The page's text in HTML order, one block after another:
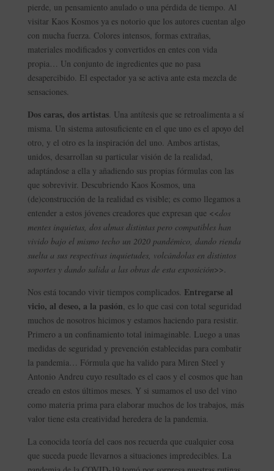
pierde, un pensamiento anulado o una pérdida de tiempo. Al
visitar Kaos Kosmos ya es notorio que los autores cuentan algo
con mucha fuerza. Colores intensos, formas extrañas,
materiales modificados y convertidos en entes con vida
propia… Un conjunto de ingredientes que no pasa
desapercibido. El espectador ya se activa ante esta mezcla de
sensaciones.
Dos caras, dos artistas. Una antítesis que se retroalimenta a sí
misma. Un sistema autosuficiente en el que uno es el apoyo del
otro, y el otro es la inspiración del uno. Ambos artistas,
unidos, desarrollan su particular visión de la realidad,
adaptándose a ella y añadiendo sus propias fórmulas con las
que sobrevivir. Descubriendo Kaos Kosmos, una
(de)construcción de la realidad es visible; es como llegamos a
entender a estos jóvenes creadores que expresan que <<dos
mentes inquietas, dos almas distintas pero compatibles han
vivido bajo el mismo techo un 2020 pandémico, dando rienda
suelta a sus respectivas inquietudes, volcándolas en distintos
soportes y dando salida a las obras de esta exposición>>.
Nos está tocando vivir tiempos complicados. Entregarse al
vicio, al deseo, a la pasión, es lo que casi con total seguridad
muchos de nosotros hicimos y estamos haciendo para resistir.
Primero a un confinamiento total inimaginable. Luego a unas
medidas de seguridad y prevención establecidas para combatir
la pandemia… Fórmula que ha valido para Miren Steel y
Antonio Andreu cuyo resultado es el caos y el cosmos que han
creado en estos últimos meses. Y si sumamos el uso del vino
como materia prima para elaborar muchos de los trabajos, más
valor tiene esta creatividad heredera de la pandemia.
La conocida teoría del caos nos recuerda que cualquier cosa
que suceda puede llevarnos a situaciones impredecibles. La